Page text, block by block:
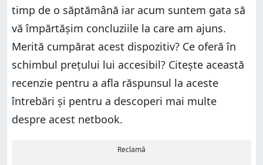
timp de o săptămână iar acum suntem gata să
vă împărtășim concluziile la care am ajuns.
Merită cumpărat acest dispozitiv? Ce oferă în
schimbul prețului lui accesibil? Citește această
recenzie pentru a afla răspunsul la aceste
întrebări și pentru a descoperi mai multe
despre acest netbook.
Reclamă